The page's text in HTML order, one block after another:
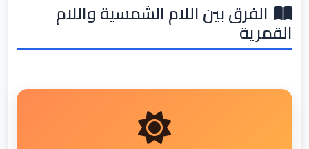
الفرق بين اللام الشمسية واللام
القمرية